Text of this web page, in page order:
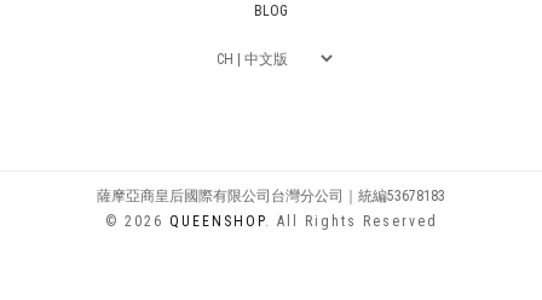
BLOG
薩摩亞商皇后國際有限公司台灣分公司｜統編53678183
© 2026 QUEENSHOP. All Rights Reserved